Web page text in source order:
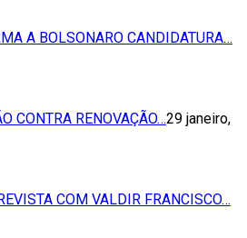
A BOLSONARO CANDIDATURA…
CONTRA RENOVAÇÃO…29 janeiro,
COM VALDIR FRANCISCO…